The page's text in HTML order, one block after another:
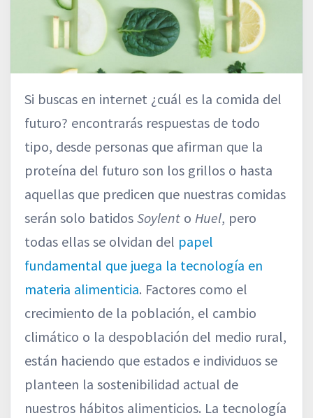
Si buscas en internet ¿cuál es la comida del
futuro? encontrarás respuestas de todo
tipo, desde personas que afirman que la
proteína del futuro son los grillos o hasta
aquellas que predicen que nuestras comidas
serán solo batidos Soylent o Huel, pero
todas ellas se olvidan del papel
fundamental que juega la tecnología en
materia alimenticia. Factores como el
crecimiento de la población, el cambio
climático o la despoblación del medio rural,
están haciendo que estados e individuos se
planteen la sostenibilidad actual de
nuestros hábitos alimenticios. La tecnología